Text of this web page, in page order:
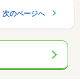
次のページへ